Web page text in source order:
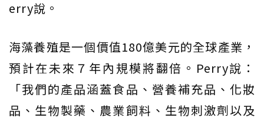
erry說。
海藻養殖是一個價值180億美元的全球產業，
預計在未來７年內規模將翻倍。Perry說：
「我們的產品涵蓋食品、營養補充品、化妝
品、生物製藥、農業飼料、生物刺激劑以及